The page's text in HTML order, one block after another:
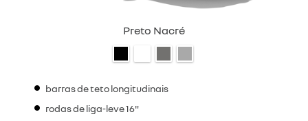
Preto Nacré
barras de teto longitudinais
rodas de liga-leve 16"